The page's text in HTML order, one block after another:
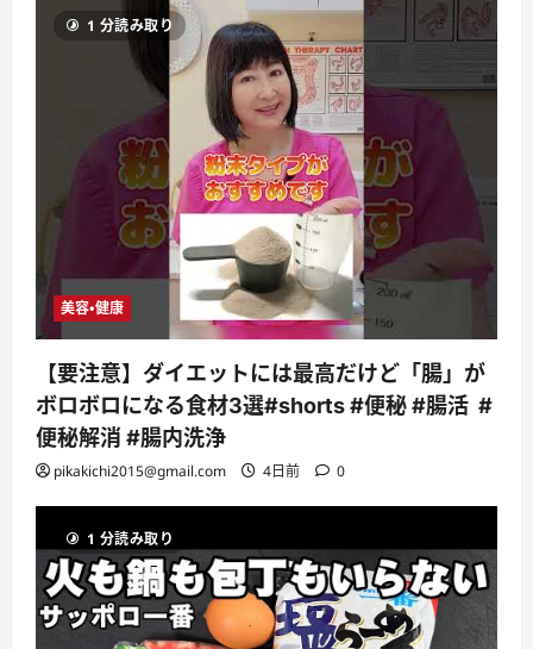
1 分読み取り
美容・健康
【要注意】ダイエットには最高だけど「腸」が
ボロボロになる食材3選#shorts #便秘 #腸活 #
便秘解消 #腸内洗浄
pikakichi2015@gmail.com 4日前 0
1 分読み取り